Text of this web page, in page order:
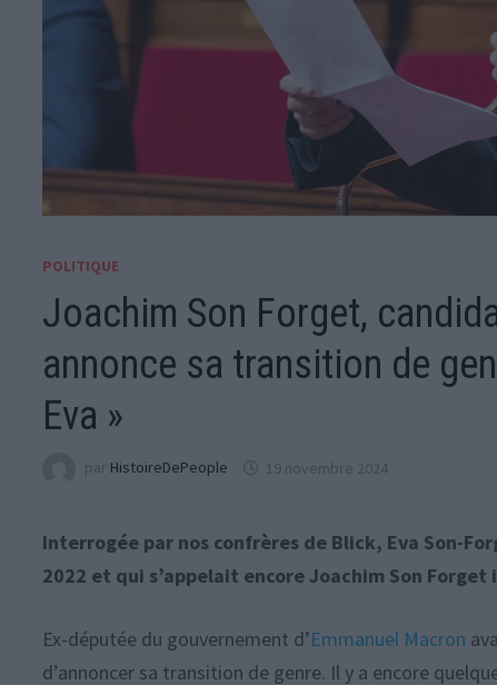
POLITIQUE
Joachim Son Forget,
annonce sa transition de
Eva »
par HistoireDePeople 19 novembre 2024
Interrogée par nos confrères de Blick, Eva Son-
2022 et qui s’appelait encore Joachim Son
Ex-députée du gouvernement d’Emmanuel Macron
d’annoncer sa transition de genre. Il y a encore